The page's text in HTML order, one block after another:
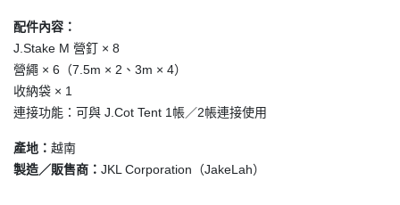
配件內容：
J.Stake M 營釘 × 8
營繩 × 6（7.5m × 2、3m × 4）
收納袋 × 1
連接功能：可與 J.Cot Tent 1帳／2帳連接使用
產地： 越南
製造／販售商： JKL Corporation（JakeLah）